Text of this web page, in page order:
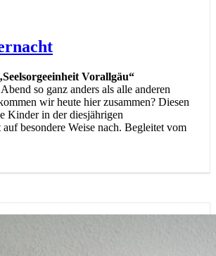
Vorallgäu“
so ganz anders als alle anderen
wir heute hier zusammen? Diesen
Kinder in der diesjährigen
besondere Weise nach. Begleitet vom